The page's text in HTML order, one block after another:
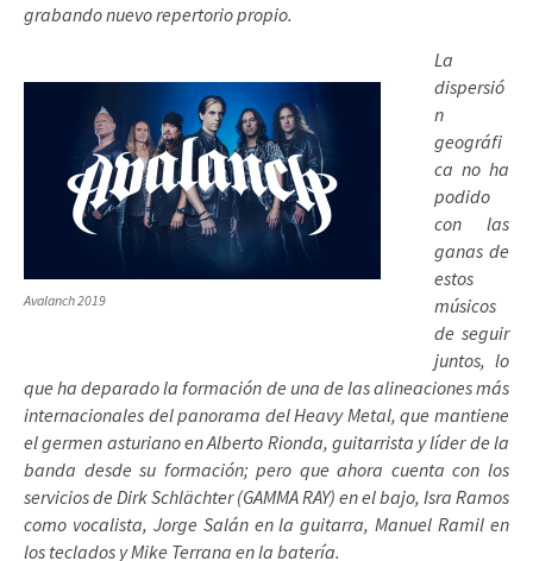
grabando nuevo repertorio propio.
Avalanch 2019
La
dispersió
n
geográfi
ca no ha
podido
con las
ganas de
estos
músicos
de seguir
juntos, lo
que ha deparado la formación de una de las alineaciones más
internacionales del panorama del Heavy Metal, que mantiene
el germen asturiano en Alberto Rionda, guitarrista y líder de la
banda desde su formación; pero que ahora cuenta con los
servicios de Dirk Schlächter (GAMMA RAY) en el bajo, Isra Ramos
como vocalista, Jorge Salán en la guitarra, Manuel Ramil en
los teclados y Mike Terrana en la batería.